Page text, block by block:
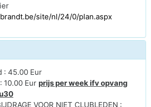
site/nl/24/0/plan.aspx
: 45.00 Eur
10.00 Eur prijs per week ifv opvang
VOOR NIET CLUBLEDEN :